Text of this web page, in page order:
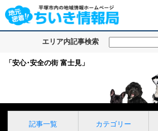
エリア内記事検索
「安心･安全の街 富士見」
記事一覧 カテゴリー